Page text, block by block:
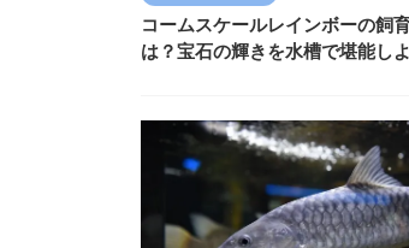
コームスケールレインボーの飼
は？宝石の輝きを水槽で堪能し